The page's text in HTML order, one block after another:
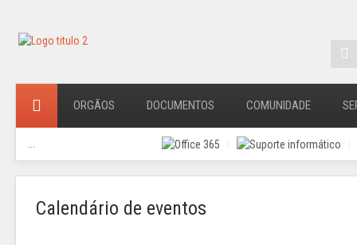
ORGÃOS DOCUMENTOS COMUNIDADE
Calendário de eventos